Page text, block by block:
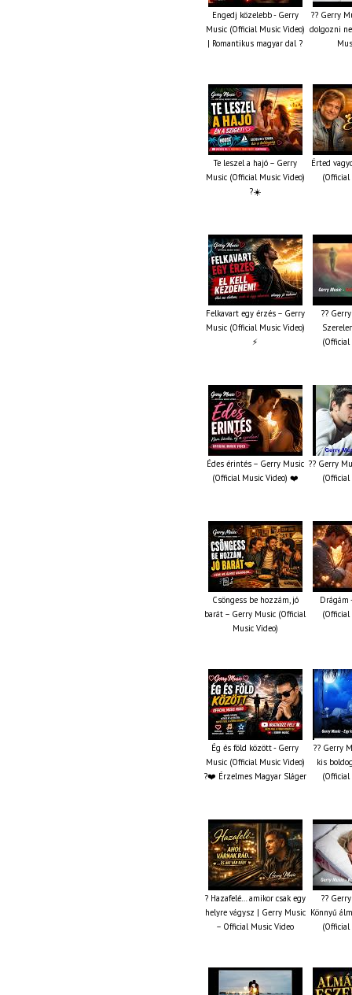
Engedj közelebb - Gerry
Music (Official Music Video)
| Romantikus magyar dal ?
?? Gerry
dolgozni
Te leszel a hajó – Gerry
Music (Official Music Video)
?☀️
Érted
(Official
Felkavart egy érzés – Gerry
Music (Official Music Video)
⚡
??
(Official
Édes érintés – Gerry Music
(Official Music Video) ❤️
?? Gerry
(Official
Csöngess be hozzám, jó
barát – Gerry Music (Official
Music Video)
Drágám
(Official
Ég és föld között - Gerry
Music (Official Music Video)
?❤️ Érzelmes Magyar Sláger
?? Gerry
kis
(Official
? Hazafelé… amikor csak egy
helyre vágysz | Gerry Music
– Official Music Video
??
Könnyű
(Official